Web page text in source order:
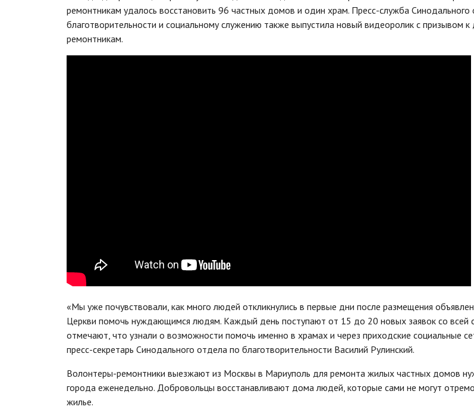
ремонтникам удалось восстановить 96 частных домов и один храм. Пресс-служба Синодального
благотворительности и социальному служению также выпустила новый видеоролик с призывом
ремонтникам.
«Мы уже почувствовали, как много людей откликнулись в первые дни после размещения
Церкви помочь нуждающимся людям. Каждый день поступают от 15 до 20 новых заявок со всей
отмечают, что узнали о возможности помочь именно в храмах и через приходские социальные
пресс-секретарь Синодального отдела по благотворительности Василий Рулинский.
Волонтеры-ремонтники выезжают из Москвы в Мариуполь для ремонта жилых частных домов
города еженедельно. Добровольцы восстанавливают дома людей, которые сами не могут
жилье.